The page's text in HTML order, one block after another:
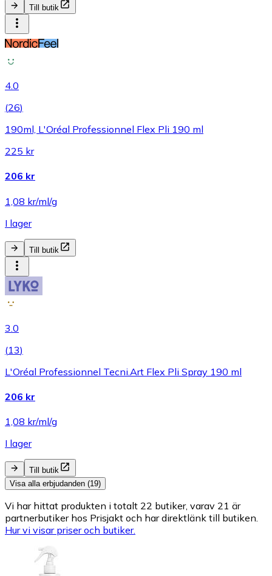
Till butik
4.0
(26)
190ml, L'Oréal Professionnel Flex Pli 190 ml
225 kr
206 kr
1,08 kr/ml/g
I lager
Till butik
3.0
(13)
L'Oréal Professionnel Tecni.Art Flex Pli Spray 190 ml
206 kr
1,08 kr/ml/g
I lager
Till butik
Visa alla erbjudanden (19)
Vi har hittat produkten i totalt 22 butiker, varav 21 är
partnerbutiker hos Prisjakt och har direktlänk till butiken.
Hur vi visar priser och butiker.